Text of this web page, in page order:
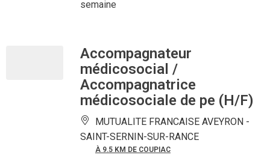
semaine
Accompagnateur
médicosocial /
Accompagnatrice
médicosociale de pe (H/F)
MUTUALITE FRANCAISE AVEYRON -
SAINT-SERNIN-SUR-RANCE
À 9.5 KM DE COUPIAC